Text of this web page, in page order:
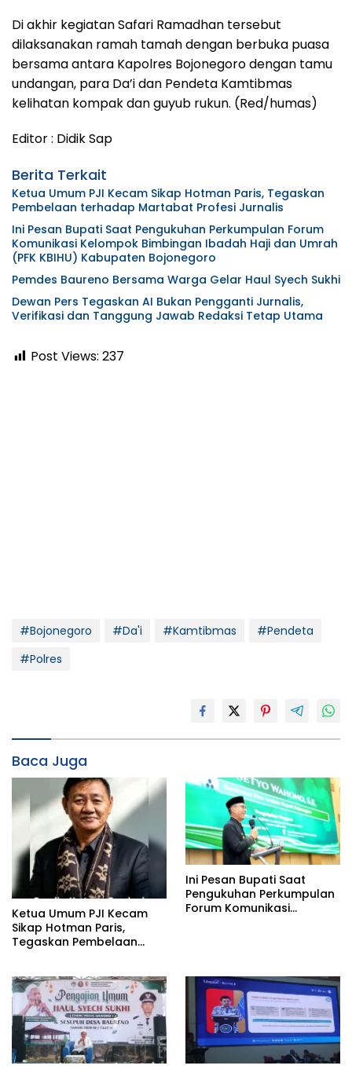
Di akhir kegiatan Safari Ramadhan tersebut
dilaksanakan ramah tamah dengan berbuka puasa
bersama antara Kapolres Bojonegoro dengan tamu
undangan, para Da’i dan Pendeta Kamtibmas
kelihatan kompak dan guyub rukun. (Red/humas)
Editor : Didik Sap
Berita Terkait
Ketua Umum PJI Kecam Sikap Hotman Paris, Tegaskan
Pembelaan terhadap Martabat Profesi Jurnalis
Ini Pesan Bupati Saat Pengukuhan Perkumpulan Forum
Komunikasi Kelompok Bimbingan Ibadah Haji dan Umrah
(PFK KBIHU) Kabupaten Bojonegoro
Pemdes Baureno Bersama Warga Gelar Haul Syech Sukhi
Dewan Pers Tegaskan AI Bukan Pengganti Jurnalis,
Verifikasi dan Tanggung Jawab Redaksi Tetap Utama
Post Views: 237
#Bojonegoro #Da'i #Kamtibmas
#Pendeta
#Polres
Baca Juga
Ketua Umum PJI Kecam
Sikap Hotman Paris,
Tegaskan Pembelaan
Ini Pesan Bupati Saat
Pengukuhan Perkumpulan
Forum Komunikasi